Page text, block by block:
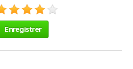
Enregistrer